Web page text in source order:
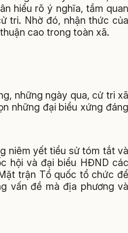
hiểu rõ ý nghĩa, tầm quan
tri. Nhờ đó, nhận thức của
cao trong toàn xã.
những ngày qua, cử tri xã
những đại biểu xứng đáng
niêm yết tiểu sử tóm tắt và
hội và đại biểu HĐND các
trận Tổ quốc tổ chức để
vấn đề mà địa phương và